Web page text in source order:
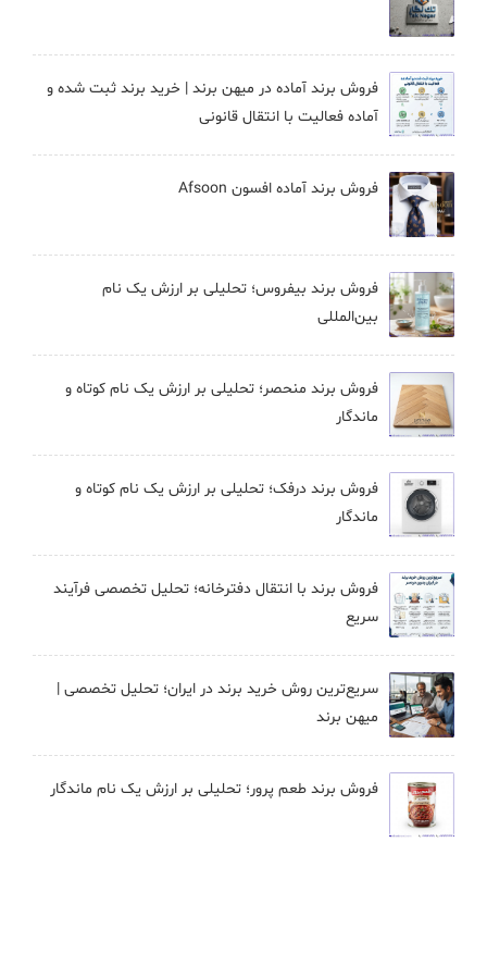
فروش برند آماده در میهن برند | خرید برند ثبت شده و
آماده فعالیت با انتقال قانونی
فروش برند آماده افسون Afsoon
فروش برند بيفروس؛ تحلیلی بر ارزش یک نام
بین‌المللی
فروش برند منحصر؛ تحلیلی بر ارزش یک نام کوتاه و
ماندگار
فروش برند درفک؛ تحلیلی بر ارزش یک نام کوتاه و
ماندگار
فروش برند با انتقال دفترخانه؛ تحلیل تخصصی فرآیند
سریع
سریع‌ترین روش خرید برند در ایران؛ تحلیل تخصصی |
میهن برند
فروش برند طعم پرور؛ تحلیلی بر ارزش یک نام ماندگار